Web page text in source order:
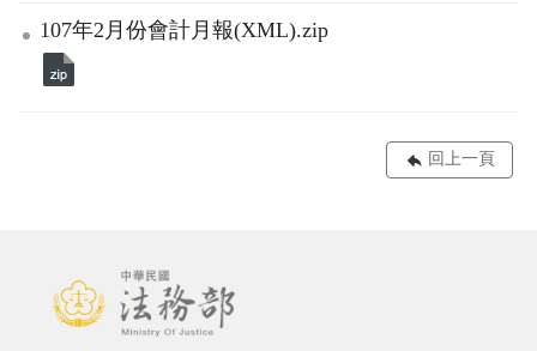
107年2月份會計月報(XML).zip
回上一頁